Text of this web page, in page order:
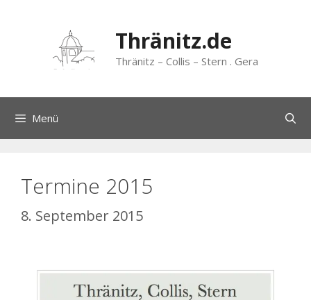
springen
Thränitz.de
Thränitz – Collis – Stern . Gera
Menü
Termine 2015
8. September 2015